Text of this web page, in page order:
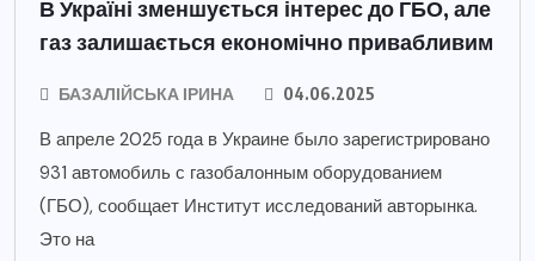
В Україні зменшується інтерес до ГБО, але
газ залишається економічно привабливим
БАЗАЛІЙСЬКА ІРИНА 04.06.2025
В апреле 2025 года в Украине было зарегистрировано
931 автомобиль с газобалонным оборудованием
(ГБО), сообщает Институт исследований авторынка.
Это на